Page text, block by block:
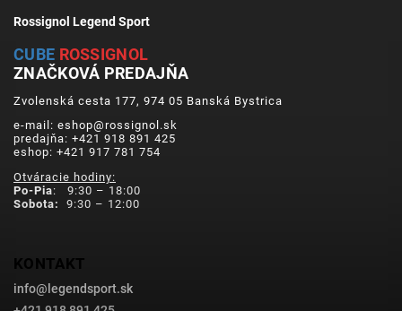
Rossignol Legend Sport
CUBE ROSSIGNOL
ZNAČKOVÁ PREDAJŇA
Zvolenská cesta 177, 974 05 Banská Bystrica
e-mail: eshop@rossignol.sk
predajňa: +421 918 891 425
eshop: +421 917 781 754
Otváracie hodiny:
Po-Pia: 9:30 – 18:00
Sobota:
9:30 – 12:00
KONTAKT
info@ legendsport.sk